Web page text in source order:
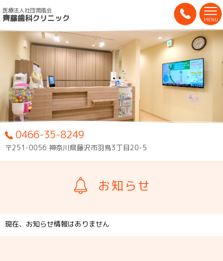
医療法人社団潤風会
齊藤歯科クリニック MENU
0466-35-8249
〒251-0056 神奈川県藤沢市羽鳥3丁目20-5
お知らせ
現在、お知らせ情報はありません